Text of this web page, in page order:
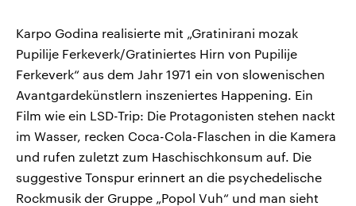
Karpo Godina realisierte mit „Gratinirani mozak
Pupilije Ferkeverk/Gratiniertes Hirn von Pupilije
Ferkeverk“ aus dem Jahr 1971 ein von slowenischen
Avantgardekünstlern inszeniertes Happening. Ein
Film wie ein LSD-Trip: Die Protagonisten stehen nackt
im Wasser, recken Coca-Cola-Flaschen in die Kamera
und rufen zuletzt zum Haschischkonsum auf. Die
suggestive Tonspur erinnert an die psychedelische
Rockmusik der Gruppe „Popol Vuh“ und man sieht